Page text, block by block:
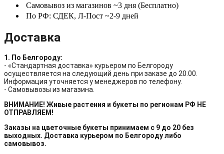
Самовывоз из магазинов ~3 дня (Бесплатно)
По РФ: СДЕК, Л-Пост ~2-9 дней
Доставка
1. По Белгороду:
- «Стандартная доставка» курьером по Белгороду
осуществляется на следующий день при заказе до 20.00.
Информация уточняется у менеджеров по телефону.
- Самовывозы из магазина.
ВНИМАНИЕ! Живые растения и букеты по регионам РФ НЕ
ОТПРАВЛЯЕМ!
Заказы на цветочные букеты принимаем с 9 до 20 без
выходных. Доставка курьером по Белгороду либо
самовывоз.